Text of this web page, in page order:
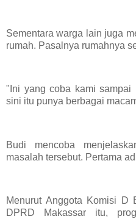
Sementara warga lain juga
rumah. Pasalnya rumahnya
"Ini yang coba kami
sini itu punya berbagai
Budi mencoba
masalah tersebut. Pertama
Menurut Anggota Komisi D
DPRD Makassar itu,